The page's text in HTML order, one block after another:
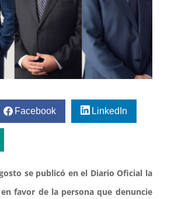
Facebook LinkedIn
se publicó en el Diario Oficial la
favor de la persona que denuncie